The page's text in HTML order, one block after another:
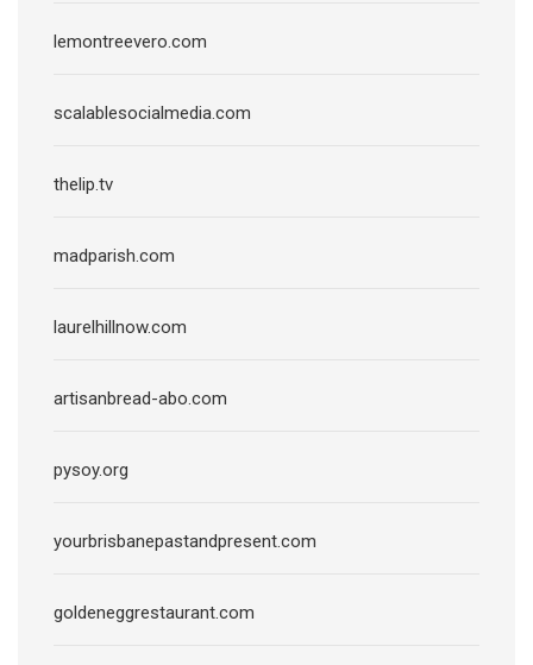
lemontreevero.com
scalablesocialmedia.com
thelip.tv
madparish.com
laurelhillnow.com
artisanbread-abo.com
pysoy.org
yourbrisbanepastandpresent.com
goldeneggrestaurant.com